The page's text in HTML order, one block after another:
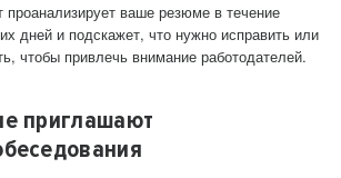
проанализирует ваше резюме в течение
дней и подскажет, что нужно исправить или
чтобы привлечь внимание работодателей.
приглашают